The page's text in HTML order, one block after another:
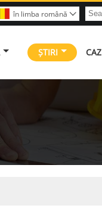
în limba română 
ȘTIRI CAZ